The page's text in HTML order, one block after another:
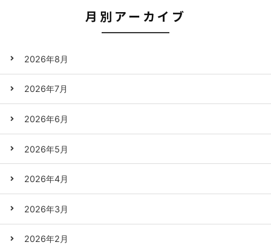
月別アーカイブ
2026年8月
2026年7月
2026年6月
2026年5月
2026年4月
2026年3月
2026年2月